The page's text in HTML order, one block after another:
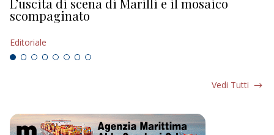
L’uscita di scena di Marilli e il mosaico
scompaginato
Editoriale
Vedi Tutti